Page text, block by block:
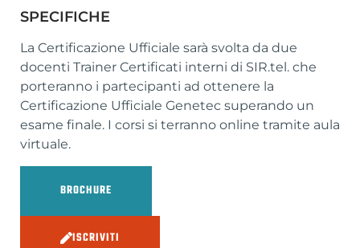
SPECIFICHE
La Certificazione Ufficiale sarà svolta da due
docenti Trainer Certificati interni di SIR.tel. che
porteranno i partecipanti ad ottenere la
Certificazione Ufficiale Genetec superando un
esame finale. I corsi si terranno online tramite aula
virtuale.
BROCHURE
ISCRIVITI